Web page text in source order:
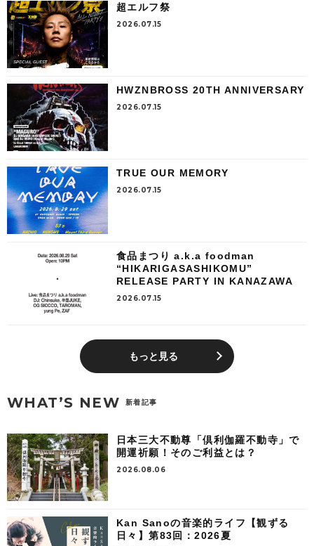
超エルフ祭
2026.07.15
HWZNBROSS 20TH ANNIVERSARY
2026.07.15
TRUE OUR MEMORY
2026.07.15
食品まつり a.k.a foodman
“HIKARIGASASHIKOMU”
RELEASE PARTY IN KANAZAWA
2026.07.15
もっと見る
WHAT’S NEW 新着記事
日本三大不動尊「倶利伽羅不動寺」で
開運祈願！そのご利益とは？
2026.08.06
Kan Sanoの音楽的ライフ【観ずる
日々】第83回：2026夏